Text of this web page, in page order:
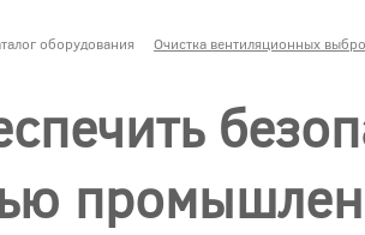
оборудования Очистка вентиляционных